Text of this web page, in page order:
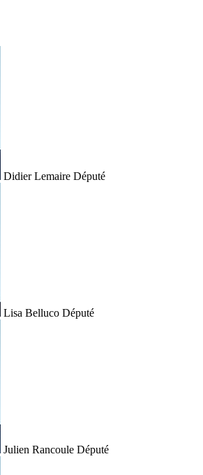
Didier Lemaire Député
Lisa Belluco Député
Julien Rancoule Député